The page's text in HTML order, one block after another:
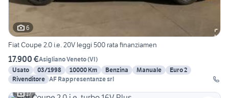
6
Fiat Coupe 2.0 i.e. 20V leggi 500 rata finanziamen
17.900 €Asigliano Veneto(VI)
Usato
03/1998 10000 Km Benzina Manuale
Euro 2
Rivenditore AF Rappresentanze srl
17